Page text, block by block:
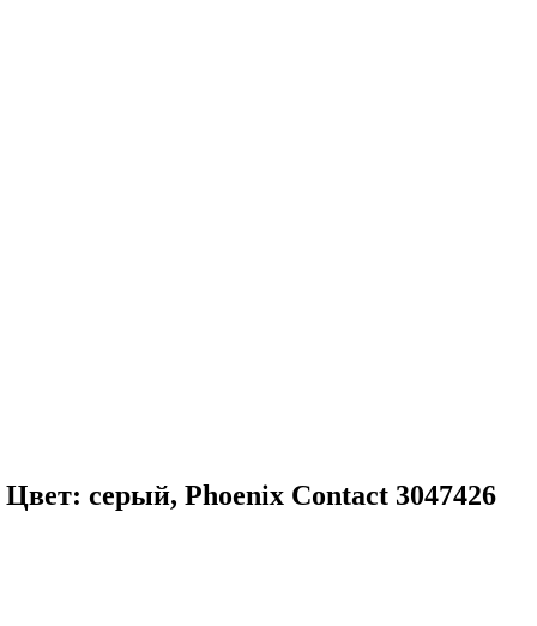
cерый, Phoenix Contact 3047426